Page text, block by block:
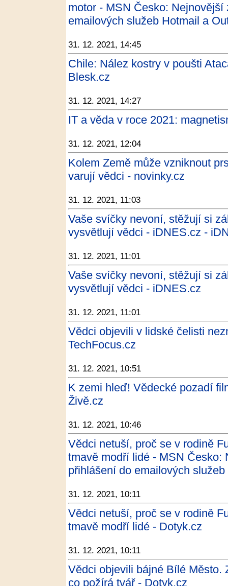
motor - MSN Česko:
emailových služeb Hotmail a
31. 12. 2021, 14:45
Chile: Nález kostry v poušti
Blesk.cz
31. 12. 2021, 14:27
IT a věda v roce 2021:
31. 12. 2021, 12:04
Kolem Země může vzniknout
varují vědci - novinky.cz
31. 12. 2021, 11:03
Vaše svíčky nevoní, stěžují si
vysvětlují vědci - iDNES.cz -
31. 12. 2021, 11:01
Vaše svíčky nevoní, stěžují si
vysvětlují vědci - iDNES.cz
31. 12. 2021, 11:01
Vědci objevili v lidské čelisti
TechFocus.cz
31. 12. 2021, 10:51
K zemi hleď! Vědecké pozadí
Živě.cz
31. 12. 2021, 10:46
Vědci netuší, proč se v rodině
tmavě modří lidé - MSN Česko:
přihlášení do emailových
31. 12. 2021, 10:11
Vědci netuší, proč se v rodině
tmavě modří lidé - Dotyk.cz
31. 12. 2021, 10:11
Vědci objevili bájné Bílé Město.
co požírá tvář - Dotyk.cz